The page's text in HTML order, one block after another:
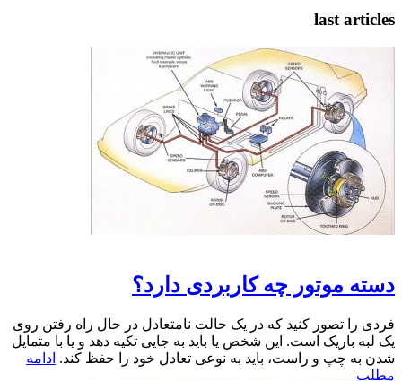
کاربردی دارد؟
که در یک حالت نامتعادل در حال راه رفتن روی
شخص یا باید به جایی تکیه دهد و یا با متمایل
باید به نوعی تعادل خود را حفظ کند.ادامه